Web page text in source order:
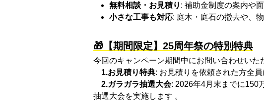
無料相談・お見積り : 補助金制度の案内や
小さな工事も対応: 庭木・庭石の撤去や、
🎁【期間限定】25周年祭の特別特典
今回のキャンペーン期間中にお問い合わせいた
1.お見積り特典: お見積りを依頼された方全
2.ガラガラ抽選大会: 2026年4月末までに150
抽選大会を実施します 。